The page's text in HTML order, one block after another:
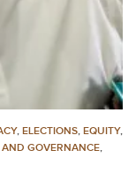
, ELECTIONS, EQUITY,
AND GOVERNANCE,